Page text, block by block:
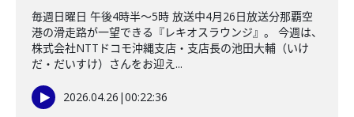
毎週日曜日 午後4時半～5時 放送中4月26日放送分那覇空
港の滑走路が一望できる『レキオスラウンジ』。 今週は、
株式会社NTTドコモ沖縄支店・支店長の池田大輔（いけ
だ・だいすけ）さんをお迎え...
2026.04.26 |00:22:36